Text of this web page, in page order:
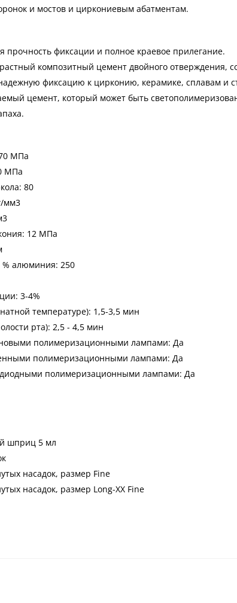
и мостов и циркониевым абатментам.
прочность фиксации и полное краевое прилегание.
композитный цемент двойного
фиксацию к цирконию, керамике, сплавам и
цемент, который может быть
МПа
МПа
80
мм3
12 МПа
% алюминия: 250
3-4%
температуре): 1,5-3,5 мин
рта): 2,5 - 4,5 мин
полимеризационными лампами: Да
полимеризационными лампами: Да
полимеризационными лампами: Да
шприц 5 мл
насадок, размер Fine
насадок, размер Long-XX Fine